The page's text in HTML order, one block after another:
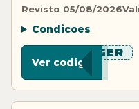
Revisto 05/08/2026
Condicoes
****GER
Ver codigo